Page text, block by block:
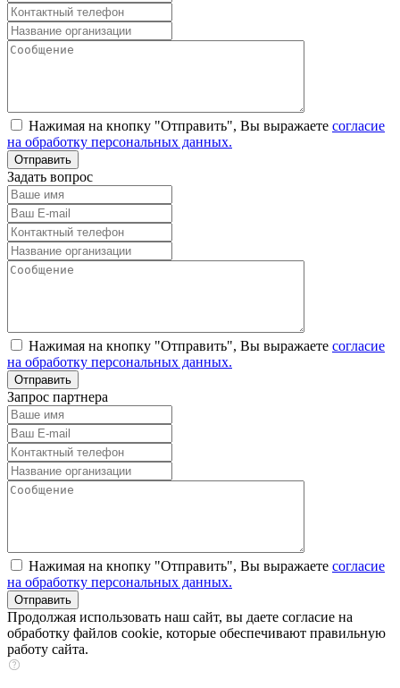
Нажимая на кнопку "Отправить", Вы выражаете согласие
на обработку персональных данных.
Задать вопрос
Нажимая на кнопку "Отправить", Вы выражаете согласие
на обработку персональных данных.
Запрос партнера
Нажимая на кнопку "Отправить", Вы выражаете согласие
на обработку персональных данных.
Продолжая использовать наш сайт, вы даете согласие на
обработку файлов cookie, которые обеспечивают правильную
работу сайта.